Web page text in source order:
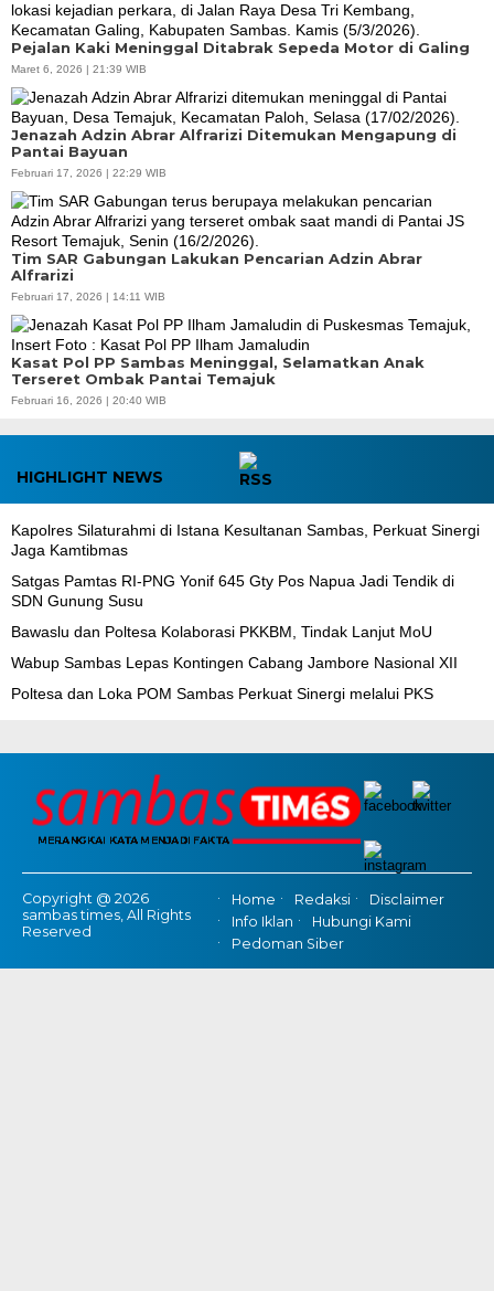
Pejalan Kaki Meninggal Ditabrak Sepeda Motor di Galing
Maret 6, 2026 | 21:39 WIB
Jenazah Adzin Abrar Alfrarizi Ditemukan Mengapung di
Pantai Bayuan
Februari 17, 2026 | 22:29 WIB
Tim SAR Gabungan Lakukan Pencarian Adzin Abrar
Alfrarizi
Februari 17, 2026 | 14:11 WIB
Kasat Pol PP Sambas Meninggal, Selamatkan Anak
Terseret Ombak Pantai Temajuk
Februari 16, 2026 | 20:40 WIB
HIGHLIGHT NEWS
‎Kapolres Silaturahmi di Istana Kesultanan Sambas, Perkuat Sinergi
Jaga Kamtibmas
Satgas Pamtas RI-PNG Yonif 645 Gty Pos Napua Jadi Tendik di
SDN Gunung Susu
Bawaslu dan Poltesa Kolaborasi PKKBM, Tindak Lanjut MoU
Wabup Sambas Lepas Kontingen Cabang Jambore Nasional XII
Poltesa dan Loka POM Sambas Perkuat Sinergi melalui PKS
Copyright @ 2026
sambas times, All Rights
Reserved
Home Redaksi
Disclaimer
Info Iklan
Hubungi Kami
Pedoman Siber